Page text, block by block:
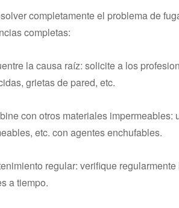
completamente el problema de
completas:
la causa raíz: solicite a los
grietas de pared, etc.
con otros materiales
etc. con agentes enchufables.
regular: verifique
a tiempo.